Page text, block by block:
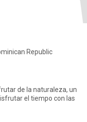
Republic
de la naturaleza, un
el tiempo con las